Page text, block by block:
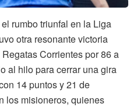
rumbo triunfal en la Liga
otra resonante victoria
Corrientes por 86 a
al hilo para cerrar una gira
14 puntos y 21 de
los misioneros, quienes